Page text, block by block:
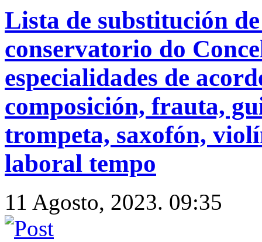
Lista de substitución
conservatorio do
especialidades de
composición, frauta,
trompeta, saxofón,
laboral tempo
11 Agosto, 2023. 09:35